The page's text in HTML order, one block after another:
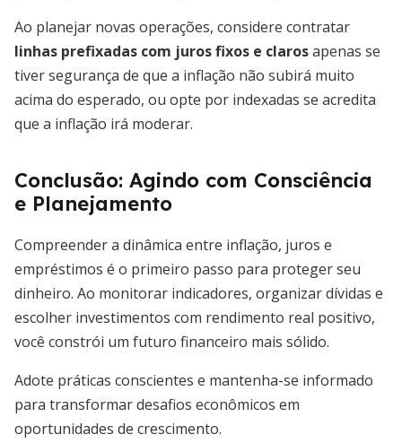
Ao planejar novas operações, considere contratar
linhas prefixadas com juros fixos e clarosapenas se
tiver segurança de que a inflação não subirá muito
acima do esperado, ou opte por indexadas se acredita
que a inflação irá moderar.
Conclusão: Agindo com Consciência
e Planejamento
Compreender a dinâmica entre inflação, juros e
empréstimos é o primeiro passo para proteger seu
dinheiro. Ao monitorar indicadores, organizar dívidas e
escolher investimentos com rendimento real positivo,
você constrói um futuro financeiro mais sólido.
Adote práticas conscientes e mantenha-se informado
para transformar desafios econômicos em
oportunidades de crescimento.